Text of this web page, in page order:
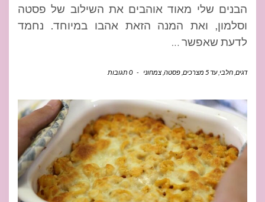
הבנים שלי מאוד אוהבים את השילוב של פסטה
וסלמון, ואת המנה הזאת אהבו במיוחד. נחמד
לדעת שאפשר …
דגים חלבי ,עד 5 מצרכים פסטה צמחוני - 0 תגובות